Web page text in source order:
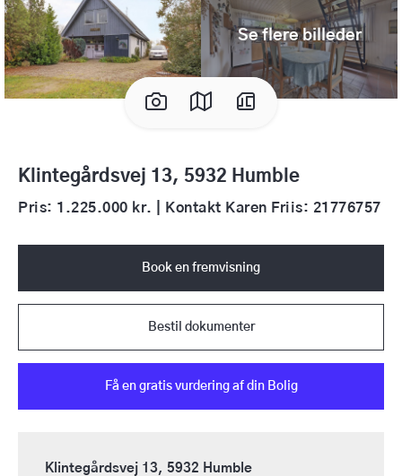
Se flere billeder
Klintegårdsvej 13, 5932 Humble
Pris: 1.225.000 kr. | Kontakt Karen Friis: 21776757
Klintegårdsvej 13, 5932 Humble
Book en fremvisning
Bestil dokumenter
Få en gratis vurdering af din Bolig